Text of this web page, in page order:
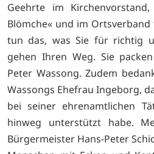
Geehrte im
Blömche« und im
tun das, was Sie für richtig
gehen Ihren Weg. Sie
Peter Wassong. Zudem
Wassongs Ehefrau Ingeborg,
bei seiner ehrenamtlichen
hinweg unterstützt habe.
Bürgermeister Hans-Peter